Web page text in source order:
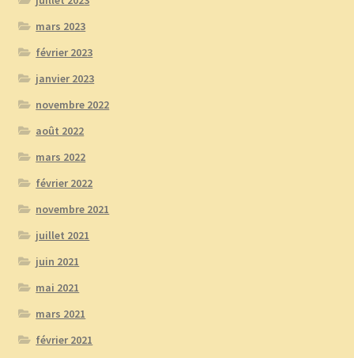
mars 2023
février 2023
janvier 2023
novembre 2022
août 2022
mars 2022
février 2022
novembre 2021
juillet 2021
juin 2021
mai 2021
mars 2021
février 2021